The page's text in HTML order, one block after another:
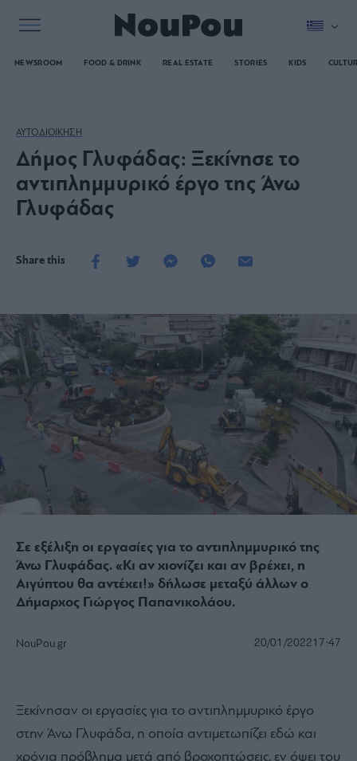
NEWSROOM FOOD & DRINK REAL ESTATE STORIES KIDS
ΑΥΤΟΔΙΟΙΚΗΣΗ
Δήμος Γλυφάδας: Ξεκίνησε το
αντιπλημμυρικό έργο της Άνω
Γλυφάδας
Share this
Σε εξέλιξη οι εργασίες για το αντιπλημμυρικό της
Άνω Γλυφάδας. «Κι αν χιονίζει και αν βρέχει, η
Αιγύπτου θα αντέχει!» δήλωσε μεταξύ άλλων ο
Δήμαρχος Γιώργος Παπανικολάου.
NouPou.gr 20/01/202217:47
Ξεκίνησαν οι εργασίες για το αντιπλημμυρικό έργο
στην Άνω Γλυφάδα, η οποία αντιμετωπίζει εδώ και
χρόνια πρόβλημα μετά από βροχοπτώσεις, εν όψει του